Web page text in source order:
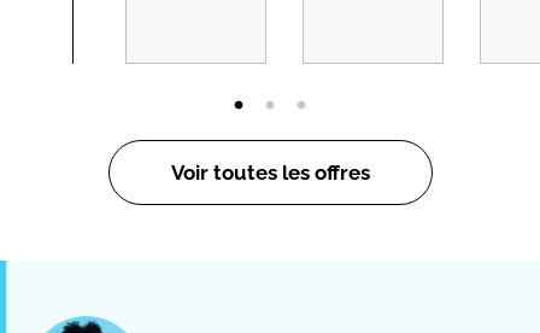
Voir toutes les offres